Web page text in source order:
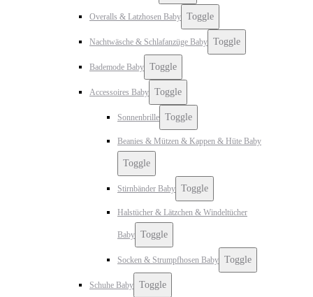
Overalls & Latzhosen Baby Toggle
Nachtwäsche & Schlafanzüge Baby Toggle
Bademode Baby Toggle
Accessoires Baby Toggle
Sonnenbrille Toggle
Beanies & Mützen & Kappen & Hüte Baby
Toggle
Stirnbänder Baby Toggle
Halstücher & Lätzchen & Windeltücher
Baby Toggle
Socken & Strumpfhosen Baby Toggle
Schuhe Baby Toggle